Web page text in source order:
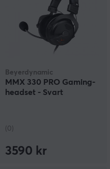
Beyerdynamic
MMX 330 PRO Gaming-
headset - Svart
(0)
3590 kr